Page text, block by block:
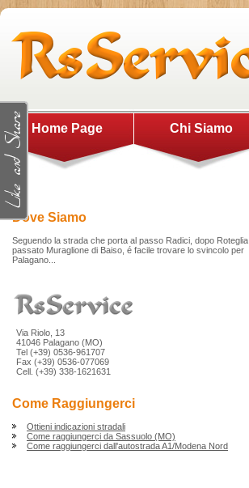
Home Page Chi Siamo
Dove Siamo
Seguendo la strada che porta al passo Radici, dopo Roteglia,
passato Muraglione di Baiso, é facile trovare lo svincolo per
Palagano...
Via Riolo, 13
41046 Palagano (MO)
Tel (+39) 0536-961707
Fax (+39) 0536-077069
Cell. (+39) 338-1621631
Come Raggiungerci
Ottieni indicazioni stradali
Come raggiungerci da Sassuolo (MO)
Come raggiungerci dall'autostrada A1/Modena Nord